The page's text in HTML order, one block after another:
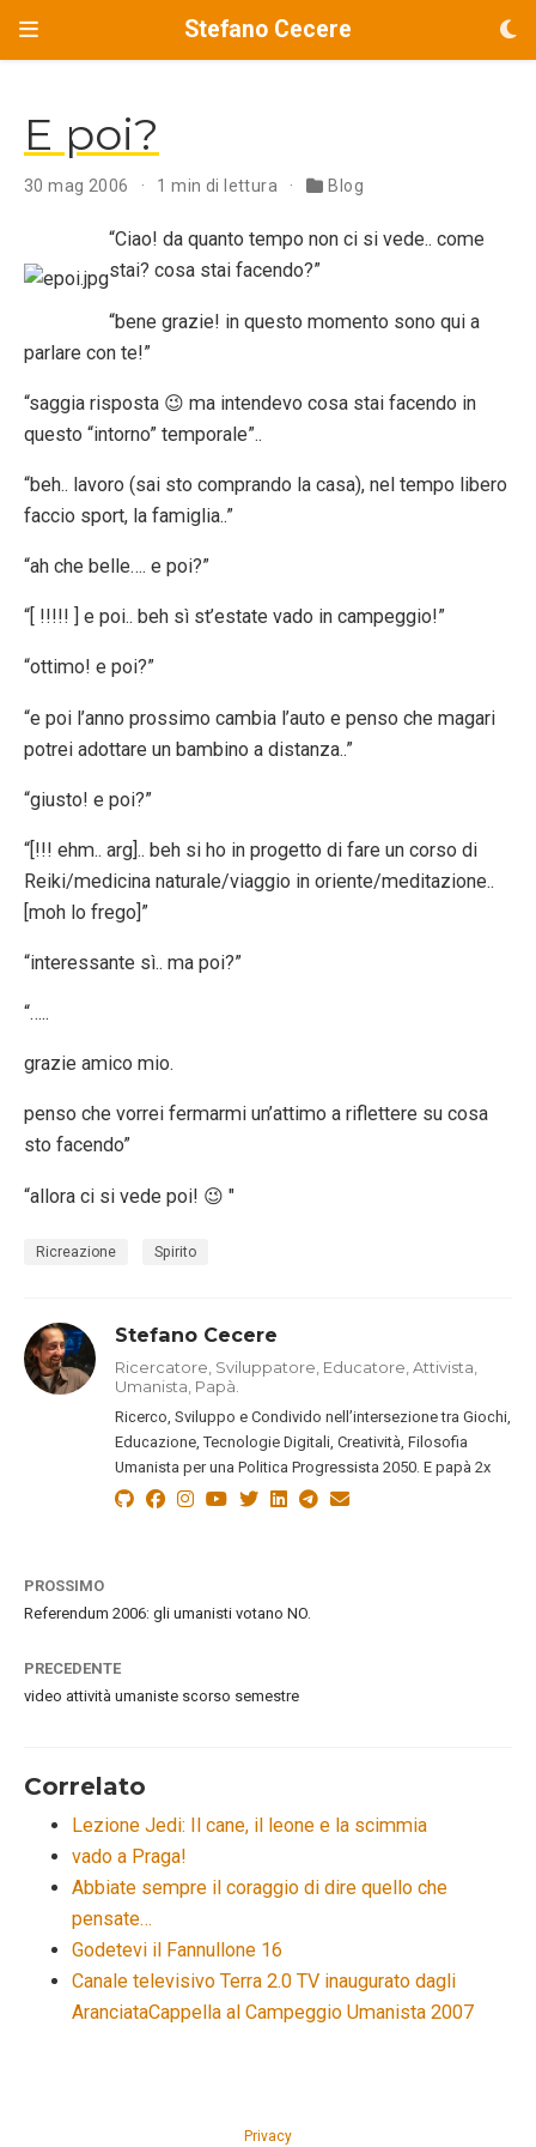
Stefano Cecere
E poi?
30 mag 2006 1 min di lettura Blog
“Ciao! da quanto tempo non ci si vede.. come
stai? cosa stai facendo?”
“bene grazie! in questo momento sono qui a
parlare con te!”
“saggia risposta 😉 ma intendevo cosa stai facendo in
questo “intorno” temporale”..
“beh.. lavoro (sai sto comprando la casa), nel tempo libero
faccio sport, la famiglia..”
“ah che belle…. e poi?”
“[ !!!!! ] e poi.. beh sì st’estate vado in campeggio!”
“ottimo! e poi?”
“e poi l’anno prossimo cambia l’auto e penso che magari
potrei adottare un bambino a distanza..”
“giusto! e poi?”
“[!!! ehm.. arg].. beh si ho in progetto di fare un corso di
Reiki/medicina naturale/viaggio in oriente/meditazione..
[moh lo frego]”
“interessante sì.. ma poi?”
“…..
grazie amico mio.
penso che vorrei fermarmi un’attimo a riflettere su cosa
sto facendo”
“allora ci si vede poi! 😉 "
Ricreazione Spirito
Stefano Cecere
Ricercatore, Sviluppatore, Educatore, Attivista,
Umanista, Papà.
Ricerco, Sviluppo e Condivido nell’intersezione tra Giochi,
Educazione, Tecnologie Digitali, Creatività, Filosofia
Umanista per una Politica Progressista 2050. E papà 2x
PROSSIMO
Referendum 2006: gli umanisti votano NO.
PRECEDENTE
video attività umaniste scorso semestre
Correlato
Lezione Jedi: Il cane, il leone e la scimmia
vado a Praga!
Abbiate sempre il coraggio di dire quello che
pensate…
Godetevi il Fannullone 16
Canale televisivo Terra 2.0 TV inaugurato dagli
AranciataCappella al Campeggio Umanista 2007
Privacy